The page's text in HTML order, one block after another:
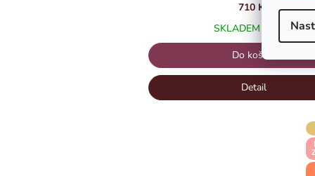
710 Kč
SKLADEM
(4 KS)
Do košíku
Detail